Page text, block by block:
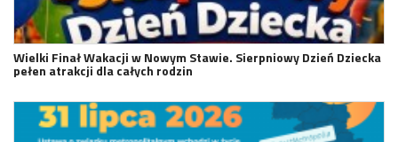
Wielki Finał Wakacji w Nowym Stawie. Sierpniowy Dzień Dziecka
pełen atrakcji dla całych rodzin